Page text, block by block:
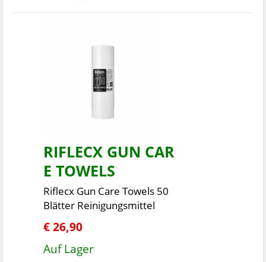
RIFLECX GUN CAR
E TOWELS
Riflecx Gun Care Towels 50
Blätter Reinigungsmittel
€ 26,90
Auf Lager